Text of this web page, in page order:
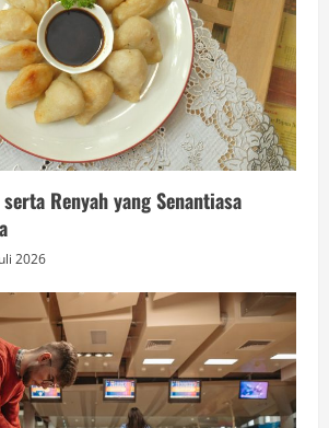
Renyah yang Senantiasa
2026